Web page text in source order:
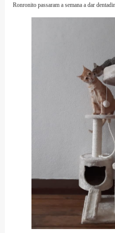
Ronronito passaram a semana a dar